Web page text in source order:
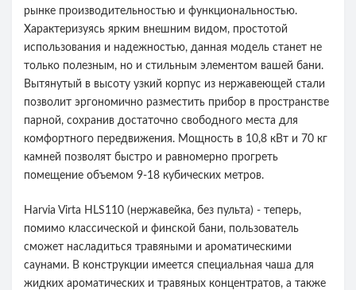
рынке производительностью и функциональностью.
Характеризуясь ярким внешним видом, простотой
использования и надежностью, данная модель станет не
только полезным, но и стильным элементом вашей бани.
Вытянутый в высоту узкий корпус из нержавеющей стали
позволит эргономично разместить прибор в пространстве
парной, сохранив достаточно свободного места для
комфортного передвижения. Мощность в 10,8 кВт и 70 кг
камней позволят быстро и равномерно прогреть
помещение объемом 9-18 кубических метров.
Harvia Virta HLS110 (нержавейка, без пульта) - теперь,
помимо классической и финской бани, пользователь
сможет насладиться травяными и ароматическими
саунами. В конструкции имеется специальная чаша для
жидких ароматических и травяных концентратов, а также